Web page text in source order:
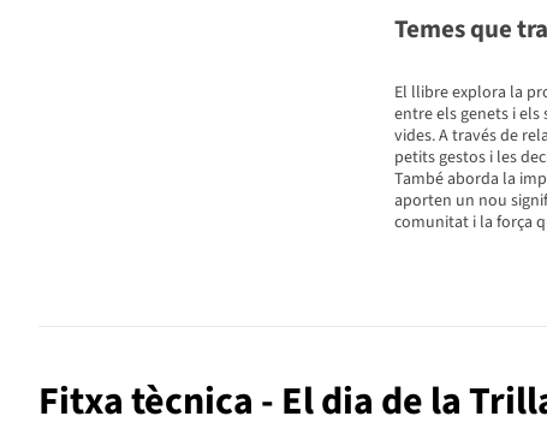
Temes que
El llibre explora la
entre els genets i els
vides. A través de
petits gestos i les
També aborda la
aporten un nou
comunitat i la força
Fitxa tècnica - El dia de la